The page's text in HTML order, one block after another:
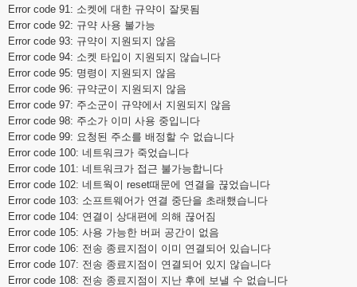
Error code 91: 소켓에 대한 규약이 잘못됨
Error code 92: 규약 사용 불가능
Error code 93: 규약이 지원되지 않음
Error code 94: 소켓 타입이 지원되지 않습니다
Error code 95: 명령이 지원되지 않음
Error code 96: 규약군이 지원되지 않음
Error code 97: 주소군이 규약에서 지원되지 않음
Error code 98: 주소가 이미 사용 중입니다
Error code 99: 요청된 주소를 배정할 수 없습니다
Error code 100: 네트워크가 죽었습니다
Error code 101: 네트워크가 접근 불가능합니다
Error code 102: 네트웍이 reset때문에 연결을 끊었습니다
Error code 103: 소프트웨어가 연결 중단을 초래했습니다
Error code 104: 연결이 상대편에 의해 끊어짐
Error code 105: 사용 가능한 버퍼 공간이 없음
Error code 106: 전송 종료지점이 이미 연결되어 있습니다
Error code 107: 전송 종료지점이 연결되어 있지 않습니다
Error code 108: 전송 종료지점이 지난 후에 보낼 수 없습니다